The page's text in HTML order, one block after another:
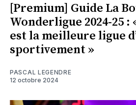
[Premium] Guide La
Wonderligue 2024-25 :
est la meilleure ligue
sportivement »
PASCAL LEGENDRE
12 octobre 2024